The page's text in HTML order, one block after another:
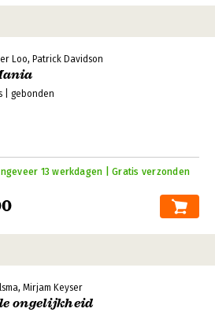
Loo, Patrick Davidson
| gebonden
13 werkdagen | Gratis verzonden
Mirjam Keyser
ongelijkheid